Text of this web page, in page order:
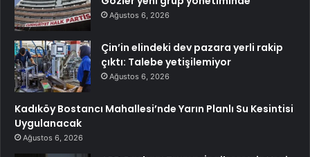
Ağustos 6, 2026
Çin’in elindeki dev pazara yerli rakip
çıktı: Talebe yetişilemiyor
Ağustos 6, 2026
Kadıköy Bostancı Mahallesi’nde Yarın Planlı Su Kesintisi
Uygulanacak
Ağustos 6, 2026